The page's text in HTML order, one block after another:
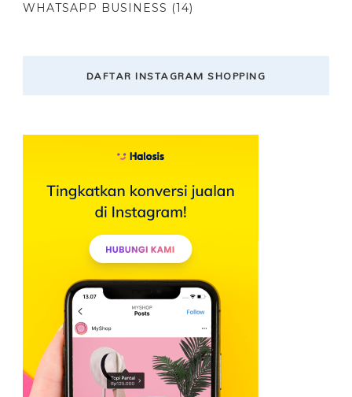
WHATSAPP BUSINESS (14)
DAFTAR INSTAGRAM SHOPPING